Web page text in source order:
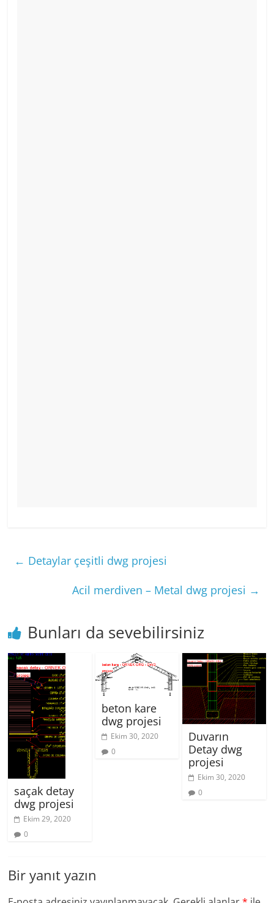
← Detaylar çeşitli dwg projesi
Acil merdiven – Metal dwg projesi →
Bunları da sevebilirsiniz
saçak detay
dwg projesi
Ekim 29, 2020
0
beton kare
dwg projesi
Ekim 30, 2020
0
Duvarın
Detay dwg
projesi
Ekim 30, 2020
0
Bir yanıt yazın